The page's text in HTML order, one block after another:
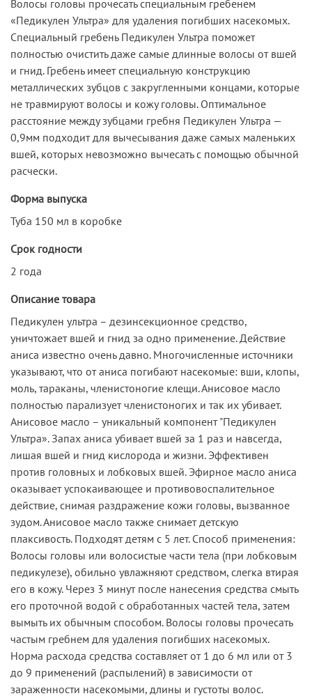
Волосы головы прочесать специальным гребенем
«Педикулен Ультра» для удаления погибших насекомых.
Специальный гребень Педикулен Ультра поможет
полностью очистить даже самые длинные волосы от вшей
и гнид. Гребень имеет специальную конструкцию
металлических зубцов с закругленными концами, которые
не травмируют волосы и кожу головы. Оптимальное
расстояние между зубцами гребня Педикулен Ультра —
0,9мм подходит для вычесывания даже самых маленьких
вшей, которых невозможно вычесать с помощью обычной
расчески.
Форма выпуска
Туба 150 мл в коробке
Срок годности
2 года
Описание товара
Педикулен ультра – дезинсекционное средство,
уничтожает вшей и гнид за одно применение. Действие
аниса известно очень давно. Многочисленные источники
указывают, что от аниса погибают насекомые: вши, клопы,
моль, тараканы, членистоногие клещи. Анисовое масло
полностью парализует членистоногих и так их убивает.
Анисовое масло – уникальный компонент "Педикулен
Ультра». Запах аниса убивает вшей за 1 раз и навсегда,
лишая вшей и гнид кислорода и жизни. Эффективен
против головных и лобковых вшей. Эфирное масло аниса
оказывает успокаивающее и противовоспалительное
действие, снимая раздражение кожи головы, вызванное
зудом. Анисовое масло также снимает детскую
плаксивость. Подходят детям с 5 лет. Способ применения:
Волосы головы или волосистые части тела (при лобковым
педикулезе), обильно увлажняют средством, слегка втирая
его в кожу. Через 3 минут после нанесения средства смыть
его проточной водой с обработанных частей тела, затем
вымыть их обычным способом. Волосы головы прочесать
частым гребнем для удаления погибших насекомых.
Норма расхода средства составляет от 1 до 6 мл или от 3
до 9 применений (распылений) в зависимости от
зараженности насекомыми, длины и густоты волос.